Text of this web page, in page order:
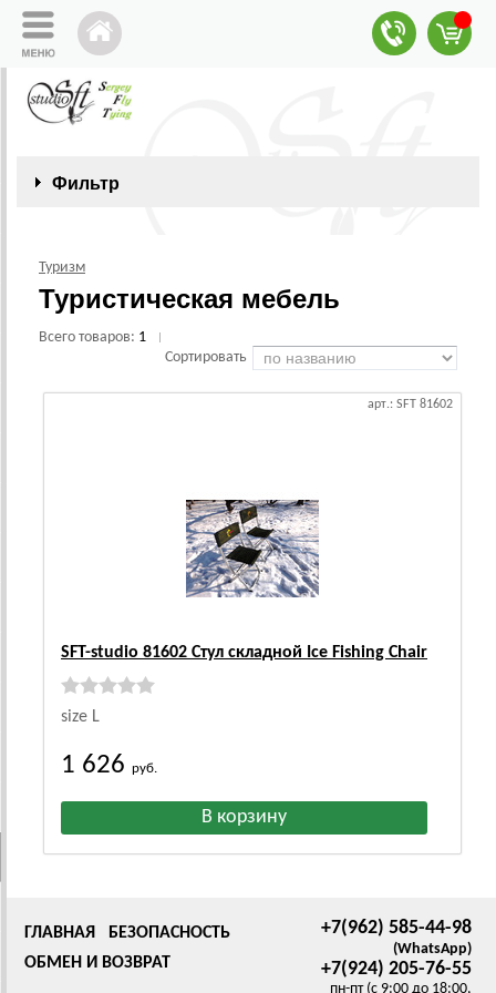
Фильтр
Туризм
Туристическая мебель
Всего товаров: 1
Сортировать
арт.: SFT 81602
SFT-studio 81602 Стул складной Ice Fishing Chair
size L
1 626 руб.
+7(962) 585-44-98
(WhatsApp)
+7(924) 205-76-55
пн-пт (с 9:00 до 18:00,
ГЛАВНАЯ
БЕЗОПАСНОСТЬ
ОБМЕН И ВОЗВРАТ